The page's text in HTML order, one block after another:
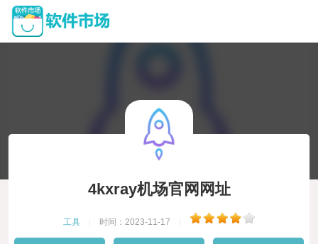
4kxray机场官网网址
工具 时间：2023-11-17